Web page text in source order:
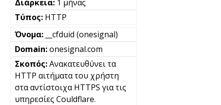
1 μήνας
HTTP
__cfduid (onesignal)
onesignal.com
Ανακατευθύνει τα
HTTP αιτήματα του χρήστη
στα αντίστοιχα HTTPS για τις
υπηρεσίες Couldflare.